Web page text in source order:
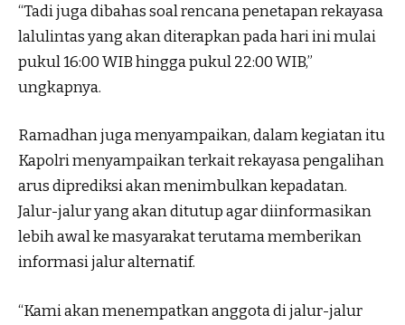
“Tadi juga dibahas soal rencana penetapan rekayasa
lalulintas yang akan diterapkan pada hari ini mulai
pukul 16:00 WIB hingga pukul 22:00 WIB,”
ungkapnya.
Ramadhan juga menyampaikan, dalam kegiatan itu
Kapolri menyampaikan terkait rekayasa pengalihan
arus diprediksi akan menimbulkan kepadatan.
Jalur-jalur yang akan ditutup agar diinformasikan
lebih awal ke masyarakat terutama memberikan
informasi jalur alternatif.
“Kami akan menempatkan anggota di jalur-jalur